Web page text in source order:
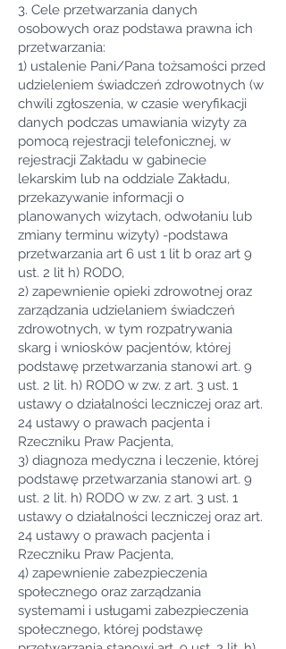
3. Cele przetwarzania danych
osobowych oraz podstawa prawna ich
przetwarzania:
1) ustalenie Pani/Pana tożsamości przed
udzieleniem świadczeń zdrowotnych (w
chwili zgłoszenia, w czasie weryfikacji
danych podczas umawiania wizyty za
pomocą rejestracji telefonicznej, w
rejestracji Zakładu w gabinecie
lekarskim lub na oddziale Zakładu,
przekazywanie informacji o
planowanych wizytach, odwołaniu lub
zmiany terminu wizyty) -podstawa
przetwarzania art 6 ust 1 lit b oraz art 9
ust. 2 lit h) RODO,
2) zapewnienie opieki zdrowotnej oraz
zarządzania udzielaniem świadczeń
zdrowotnych, w tym rozpatrywania
skarg i wniosków pacjentów, której
podstawę przetwarzania stanowi art. 9
ust. 2 lit. h) RODO w zw. z art. 3 ust. 1
ustawy o działalności leczniczej oraz art.
24 ustawy o prawach pacjenta i
Rzeczniku Praw Pacjenta,
3) diagnoza medyczna i leczenie, której
podstawę przetwarzania stanowi art. 9
ust. 2 lit. h) RODO w zw. z art. 3 ust. 1
ustawy o działalności leczniczej oraz art.
24 ustawy o prawach pacjenta i
Rzeczniku Praw Pacjenta,
4) zapewnienie zabezpieczenia
społecznego oraz zarządzania
systemami i usługami zabezpieczenia
społecznego, której podstawę